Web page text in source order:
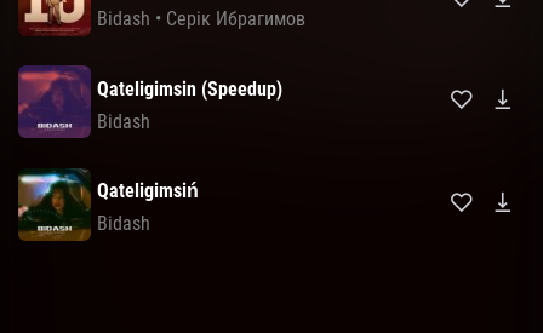
Bidash • Серік Ибрагимов
Qateligimsin (Speedup)
Bidash
Qateligimsiń
Bidash